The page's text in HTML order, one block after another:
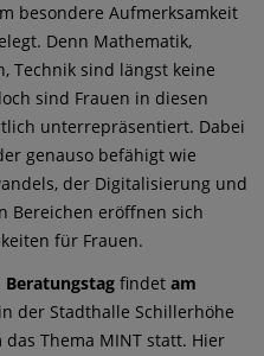
besondere Aufmerksamkeit
Denn Mathematik,
Technik sind längst keine
sind Frauen in diesen
unterrepräsentiert. Dabei
genauso befähigt wie
der Digitalisierung und
Bereichen eröffnen sich
für Frauen.
findetam
der Stadthalle Schillerhöhe
Thema MINT statt. Hier